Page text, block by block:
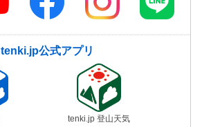
tenki.jp公式アプリ
tenki.jp 登山天気